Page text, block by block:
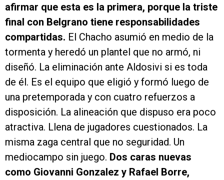
afirmar que esta es la primera, porque la triste
final con Belgrano tiene responsabilidades
compartidas. El Chacho asumió en medio de la
tormenta y heredó un plantel que no armó, ni
diseñó. La eliminación ante Aldosivi si es toda
de él. Es el equipo que eligió y formó luego de
una pretemporada y con cuatro refuerzos a
disposición. La alineación que dispuso era poco
atractiva. Llena de jugadores cuestionados. La
misma zaga central que no seguridad. Un
mediocampo sin juego. Dos caras nuevas
como Giovanni Gonzalez y Rafael Borre,